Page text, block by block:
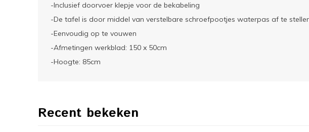
-Inclusief doorvoer klepje voor de bekabeling
-De tafel is door middel van verstelbare schroefpootjes waterpas af te
-Eenvoudig op te vouwen
-Afmetingen werkblad: 150 x 50cm
-Hoogte: 85cm
Recent bekeken